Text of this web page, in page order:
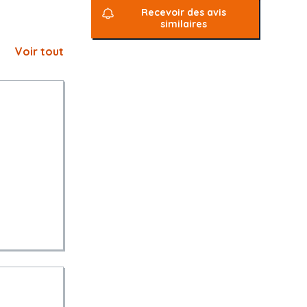
de
(dates
Voir tout
Recevoir des avis
similaires